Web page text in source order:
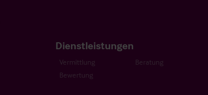
Dienstleistungen
Vermittlung
Beratung
Bewertung